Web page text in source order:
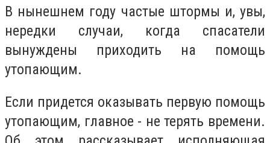
В нынешнем году частые штормы и, увы,
нередки случаи, когда спасатели
вынуждены приходить на помощь
утопающим.
Если придется оказывать первую помощь
утопающим, главное - не терять времени.